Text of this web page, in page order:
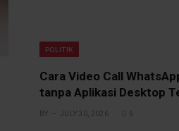
POLITIK
Cara Video Call
tanpa Aplikasi Desktop
BY JULY 30, 2026 6